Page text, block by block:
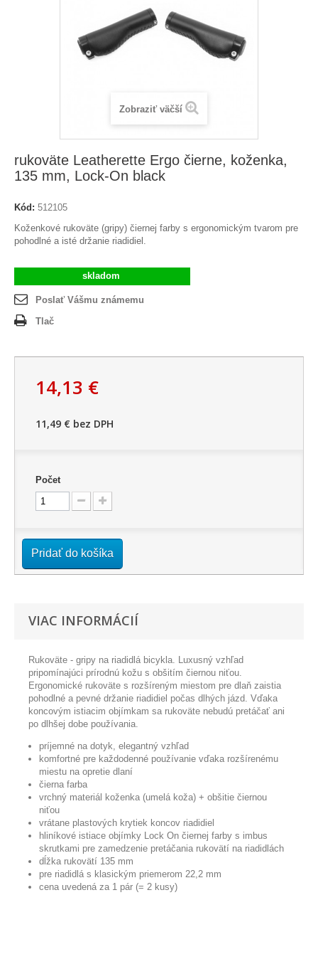
Zobraziť väčší
rukoväte Leatherette Ergo čierne, koženka,
135 mm, Lock-On black
Kód: 512105
Koženkové rukoväte (gripy) čiernej farby s ergonomickým tvarom pre
pohodlné a isté držanie riadidiel.
skladom
Poslať Vášmu známemu
Tlač
14,13 €
11,49 € bez DPH
Počet
Pridať do košíka
VIAC INFORMÁCIÍ
Rukoväte - gripy na riadidlá bicykla. Luxusný vzhľad
pripomínajúci prírodnú kožu s obšitím čiernou niťou.
Ergonomické rukoväte s rozšíreným miestom pre dlaň zaistia
pohodlné a pevné držanie riadidiel počas dlhých jázd. Vďaka
koncovým istiacim objímkam sa rukoväte nebudú pretáčať ani
po dlhšej dobe používania.
príjemné na dotyk, elegantný vzhľad
komfortné pre každodenné používanie vďaka rozšírenému
miestu na opretie dlaní
čierna farba
vrchný materiál koženka (umelá koža) + obšitie čiernou
niťou
vrátane plastových krytiek koncov riadidiel
hliníkové istiace objímky Lock On čiernej farby s imbus
skrutkami pre zamedzenie pretáčania rukovätí na riadidlách
dĺžka rukovätí 135 mm
pre riadidlá s klasickým priemerom 22,2 mm
cena uvedená za 1 pár (= 2 kusy)